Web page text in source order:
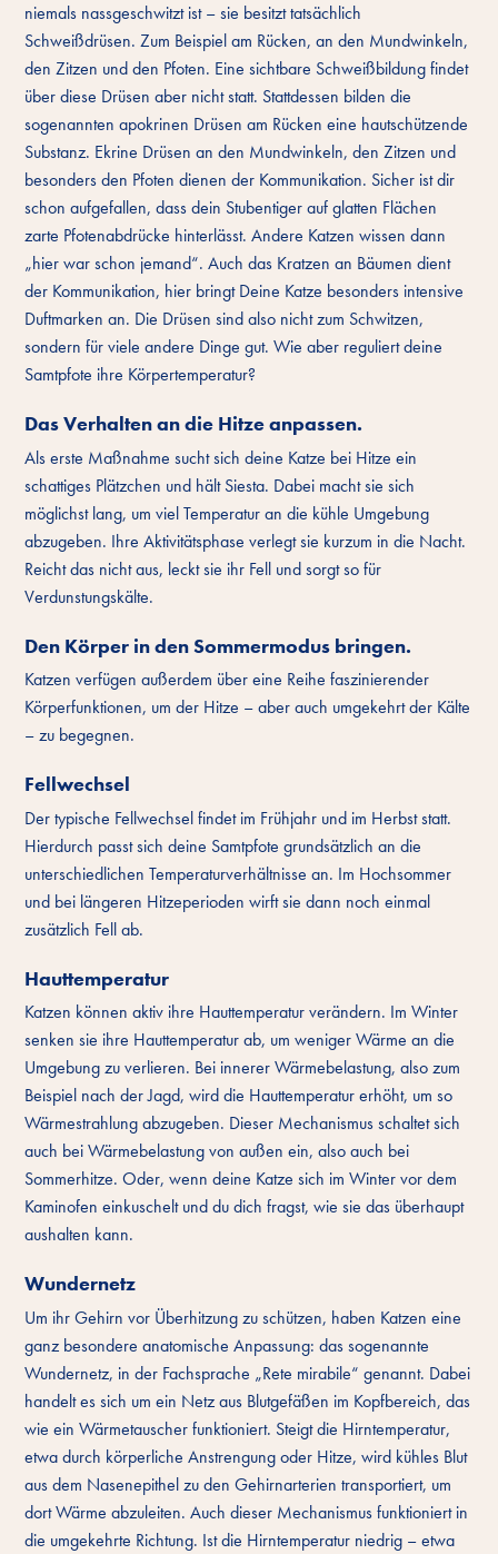
niemals nassgeschwitzt ist – sie besitzt tatsächlich
Schweißdrüsen. Zum Beispiel am Rücken, an den Mundwinkeln,
den Zitzen und den Pfoten. Eine sichtbare Schweißbildung findet
über diese Drüsen aber nicht statt. Stattdessen bilden die
sogenannten apokrinen Drüsen am Rücken eine hautschützende
Substanz. Ekrine Drüsen an den Mundwinkeln, den Zitzen und
besonders den Pfoten dienen der Kommunikation. Sicher ist dir
schon aufgefallen, dass dein Stubentiger auf glatten Flächen
zarte Pfotenabdrücke hinterlässt. Andere Katzen wissen dann
„hier war schon jemand“. Auch das Kratzen an Bäumen dient
der Kommunikation, hier bringt Deine Katze besonders intensive
Duftmarken an. Die Drüsen sind also nicht zum Schwitzen,
sondern für viele andere Dinge gut. Wie aber reguliert deine
Samtpfote ihre Körpertemperatur?
Das Verhalten an die Hitze anpassen.
Als erste Maßnahme sucht sich deine Katze bei Hitze ein
schattiges Plätzchen und hält Siesta. Dabei macht sie sich
möglichst lang, um viel Temperatur an die kühle Umgebung
abzugeben. Ihre Aktivitätsphase verlegt sie kurzum in die Nacht.
Reicht das nicht aus, leckt sie ihr Fell und sorgt so für
Verdunstungskälte.
Den Körper in den Sommermodus bringen.
Katzen verfügen außerdem über eine Reihe faszinierender
Körperfunktionen, um der Hitze – aber auch umgekehrt der Kälte
– zu begegnen.
Fellwechsel
Der typische Fellwechsel findet im Frühjahr und im Herbst statt.
Hierdurch passt sich deine Samtpfote grundsätzlich an die
unterschiedlichen Temperaturverhältnisse an. Im Hochsommer
und bei längeren Hitzeperioden wirft sie dann noch einmal
zusätzlich Fell ab.
Hauttemperatur
Katzen können aktiv ihre Hauttemperatur verändern. Im Winter
senken sie ihre Hauttemperatur ab, um weniger Wärme an die
Umgebung zu verlieren. Bei innerer Wärmebelastung, also zum
Beispiel nach der Jagd, wird die Hauttemperatur erhöht, um so
Wärmestrahlung abzugeben. Dieser Mechanismus schaltet sich
auch bei Wärmebelastung von außen ein, also auch bei
Sommerhitze. Oder, wenn deine Katze sich im Winter vor dem
Kaminofen einkuschelt und du dich fragst, wie sie das überhaupt
aushalten kann.
Wundernetz
Um ihr Gehirn vor Überhitzung zu schützen, haben Katzen eine
ganz besondere anatomische Anpassung: das sogenannte
Wundernetz, in der Fachsprache „Rete mirabile“ genannt. Dabei
handelt es sich um ein Netz aus Blutgefäßen im Kopfbereich, das
wie ein Wärmetauscher funktioniert. Steigt die Hirntemperatur,
etwa durch körperliche Anstrengung oder Hitze, wird kühles Blut
aus dem Nasenepithel zu den Gehirnarterien transportiert, um
dort Wärme abzuleiten. Auch dieser Mechanismus funktioniert in
die umgekehrte Richtung. Ist die Hirntemperatur niedrig – etwa